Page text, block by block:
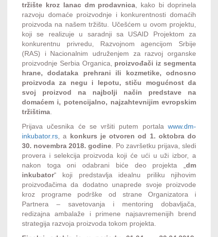
tržište kroz lanac dm prodavnica , kako bi doprinela
razvoju domaće proizvodnje i konkurentnosti domaćih
proizvoda na našem tržištu. Učešćem u ovom projektu,
koji se realizuje u saradnji sa USAID Projektom za
konkurentnu privredu, Razvojnom agencijom Srbije
(RAS) i Nacionalnim udruženjem za razvoj organske
proizvodnje Serbia Organica, proizvođači iz segmenta
hrane, dodataka prehrani ili kozmetike, odnosno
proizvoda za negu i lepotu, stiču mogućnost da
svoj proizvod na najbolji način predstave na
domaćem i, potencijalno, najzahtevnijim evropskim
tržištima
Prijava učesnika će se vršiti putem portala www.dm-
inkubator.rs , a konkurs je otvoren od 1. oktobra do
30. novembra 2018. godine . Po završetku prijava, sledi
provera i selekcija proizvoda koji će ući u uži izbor, a
nakon toga oni odabrani biće deo projekta „ dm
inkubator“ koji predstavlja idealnu priliku njihovim
proizvođačima da dodatno unaprede svoje proizvode
kroz programe podrške od strane Organizatora i
Partnera – savetovanja i mentoring dobavljača,
redizajna ambalaže i primene najsavremenijih brend
strategija razvoja proizvoda tokom projekta.